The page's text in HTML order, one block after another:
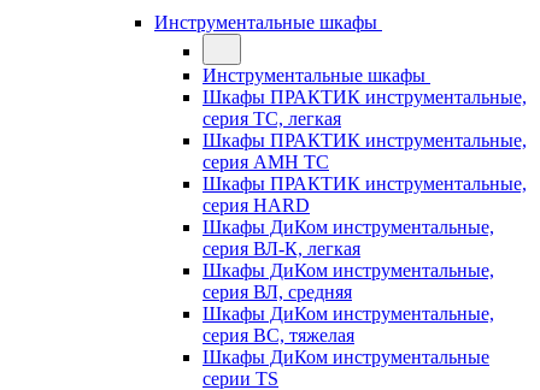
Инструментальные шкафы
Инструментальные шкафы
Шкафы ПРАКТИК инструментальные,
серия TC, легкая
Шкафы ПРАКТИК инструментальные,
серия AMH TC
Шкафы ПРАКТИК инструментальные,
серия HARD
Шкафы ДиКом инструментальные,
cерия ВЛ-К, легкая
Шкафы ДиКом инструментальные,
серия ВЛ, средняя
Шкафы ДиКом инструментальные,
серия ВС, тяжелая
Шкафы ДиКом инструментальные
серии TS